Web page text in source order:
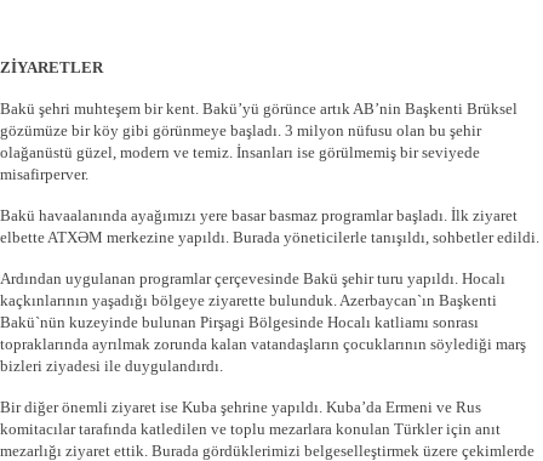
ZİYARETLER
Bakü şehri muhteşem bir kent. Bakü’yü görünce artık AB’nin Başkenti Brüksel
gözümüze bir köy gibi görünmeye başladı. 3 milyon nüfusu olan bu şehir
olağanüstü güzel, modern ve temiz. İnsanları ise görülmemiş bir seviyede
misafirperver.
Bakü havaalanında ayağımızı yere basar basmaz programlar başladı. İlk ziyaret
elbette ATXƏM merkezine yapıldı. Burada yöneticilerle tanışıldı, sohbetler edildi.
Ardından uygulanan programlar çerçevesinde Bakü şehir turu yapıldı. Hocalı
kaçkınlarının yaşadığı bölgeye ziyarette bulunduk. Azerbaycan`ın Başkenti
Bakü`nün kuzeyinde bulunan Pirşagi Bölgesinde Hocalı katliamı sonrası
topraklarında ayrılmak zorunda kalan vatandaşların çocuklarının söylediği marş
bizleri ziyadesi ile duygulandırdı.
Bir diğer önemli ziyaret ise Kuba şehrine yapıldı. Kuba’da Ermeni ve Rus
komitacılar tarafında katledilen ve toplu mezarlara konulan Türkler için anıt
mezarlığı ziyaret ettik. Burada gördüklerimizi belgeselleştirmek üzere çekimlerde